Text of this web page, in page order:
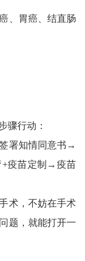
、胃癌、结直肠
骤行动：
署知情同意书→
+疫苗定制→疫苗
术，不妨在手术
题，就能打开一